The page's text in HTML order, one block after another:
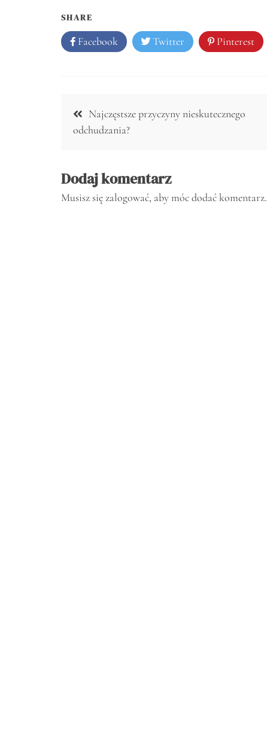
SHARE
Facebook Twitter Pinterest
Nawigacja
wpisu
Najczęstsze przyczyny nieskutecznego
odchudzania?
Dodaj komentarz
Musisz sięzalogować, aby móc dodać komentarz.